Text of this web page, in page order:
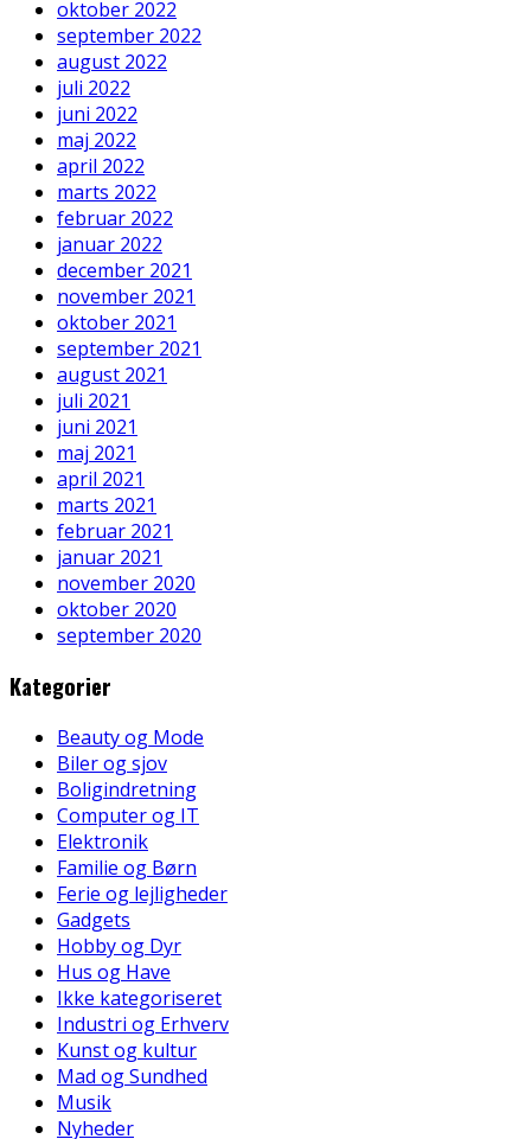
oktober 2022
september 2022
august 2022
juli 2022
juni 2022
maj 2022
april 2022
marts 2022
februar 2022
januar 2022
december 2021
november 2021
oktober 2021
september 2021
august 2021
juli 2021
juni 2021
maj 2021
april 2021
marts 2021
februar 2021
januar 2021
november 2020
oktober 2020
september 2020
Kategorier
Beauty og Mode
Biler og sjov
Boligindretning
Computer og IT
Elektronik
Familie og Børn
Ferie og lejligheder
Gadgets
Hobby og Dyr
Hus og Have
Ikke kategoriseret
Industri og Erhverv
Kunst og kultur
Mad og Sundhed
Musik
Nyheder